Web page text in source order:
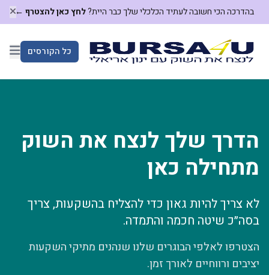
בהדרכה הכי חשובה לעתיד הכלכלי שלך כבר היית?לחץ כאן להצטרף ←
כל הקורסים
הדרך שלך לנצח את השוק
מתחילה כאן
לא צריך להיות גאון כדי להצליח בהשקעות, צריך
בסה״כ שיטה חכמה והתמדה.
הצטרפו לאלפי הבוגרים שלנו שנהנים מתיקי השקעות
יציבים ורווחיים לאורך זמן.